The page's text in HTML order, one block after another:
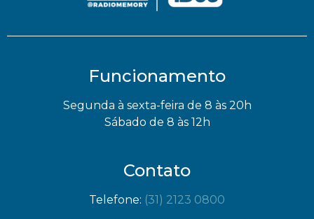
Funcionamento
Segunda à sexta-feira de 8 às 20h
Sábado de 8 às 12h
Contato
Telefone: (31) 2123 0800